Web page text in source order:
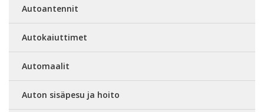
Autoantennit
Autokaiuttimet
Automaalit
Auton sisäpesu ja hoito